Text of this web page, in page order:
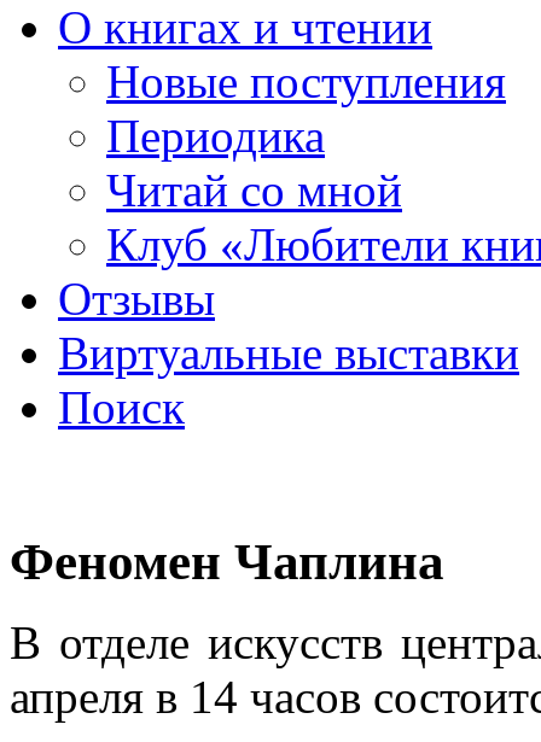
О книгах и чтении
Новые поступления
Периодика
Читай со мной
Клуб «Любители
Отзывы
Виртуальные выставки
Поиск
Феномен Чаплина
В отделе искусств
апреля в 14 часов